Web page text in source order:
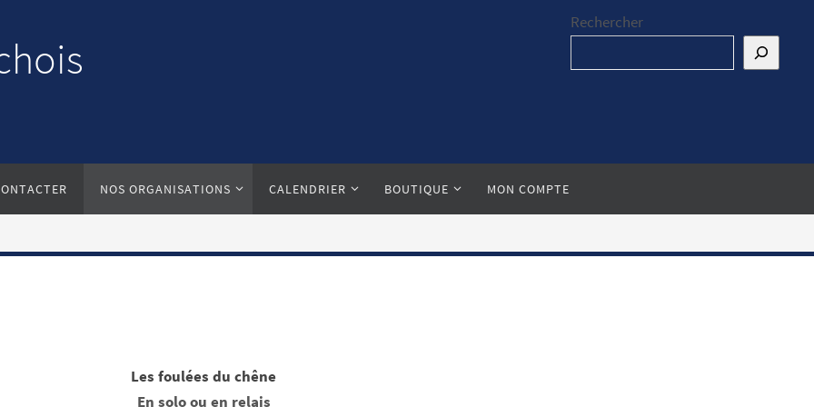
Rechercher
NOS ORGANISATIONS CALENDRIER BOUTIQUE MON COMPTE
Les foulées du chêne
En solo ou en relais